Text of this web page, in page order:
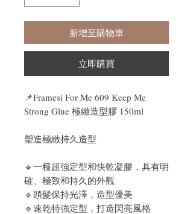
新增至購物車
立即購買
📌Framesi For Me 609 Keep Me
Strong Glue 極緻造型膠 150ml
塑造極緻持久造型
🔹一種超強定型和快乾凝膠，具有明
確、極致和持久的外觀
🔹頭髮保持光澤，造型優美
🔹速乾特強定型，打造閃亮風格